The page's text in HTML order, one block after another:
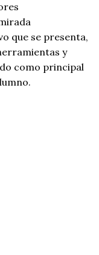
que se presenta,
y
como principal